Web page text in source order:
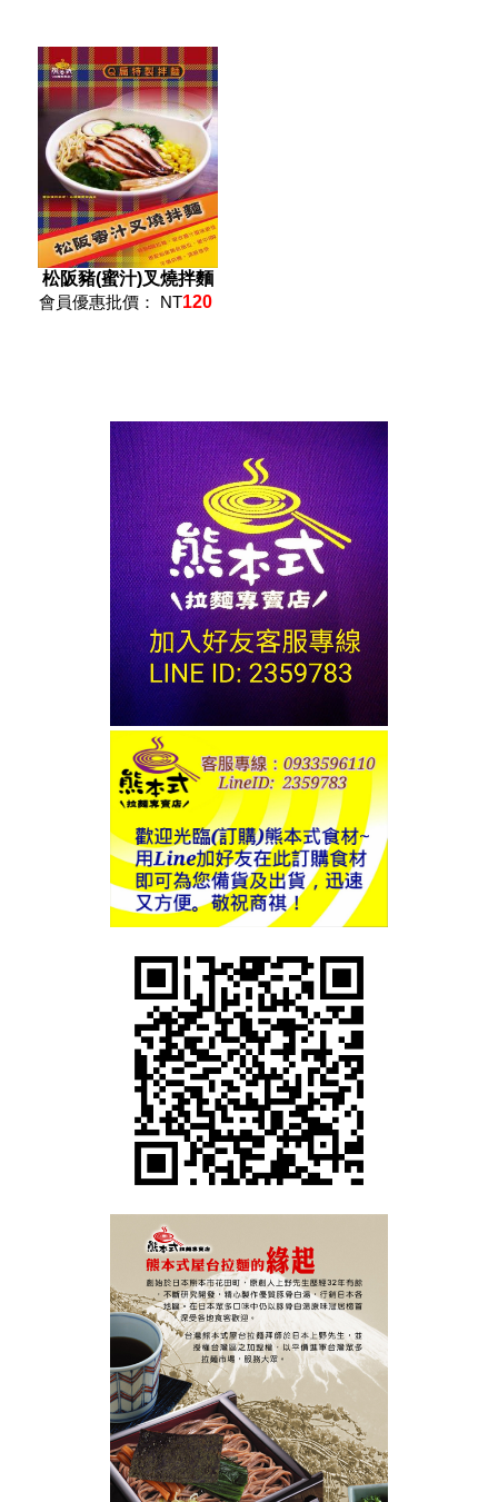
松阪豬(蜜汁)叉燒拌麵
會員優惠批價： NT120